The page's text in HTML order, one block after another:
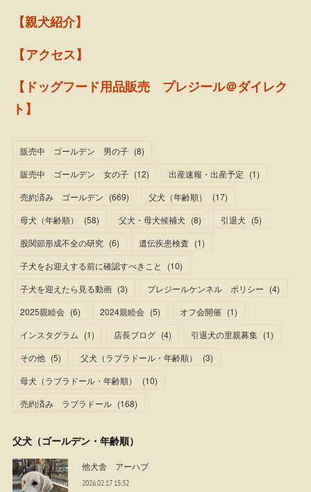
【親犬紹介】
【アクセス】
【ドッグフード用品販売 プレジール＠ダイレク
ト】
販売中 ゴールデン 男の子 (8)
販売中 ゴールデン 女の子 (12) 出産速報・出産予定 (1)
売約済み ゴールデン (669) 父犬（年齢順） (17)
母犬（年齢順）
(58) 父犬・母犬候補犬 (8) 引退犬 (5)
股関節形成不全の研究 (6) 遺伝疾患検査 (1)
子犬をお迎えする前に確認すべきこと
(10)
子犬を迎えたら見る動画 (3) プレジールケンネル ポリシー (4)
2025親睦会 (6) 2024親睦会 (5) オフ会開催 (1)
インスタグラム (1) 店長ブログ (4) 引退犬の里親募集 (1)
その他 (5) 父犬（ラブラドール・年齢順） (3)
母犬（ラブラドール・年齢順）
(10)
売約済み ラブラドール (168)
父犬（ゴールデン・年齢順）
他犬舎 アーハブ
2026.02.17 15:32